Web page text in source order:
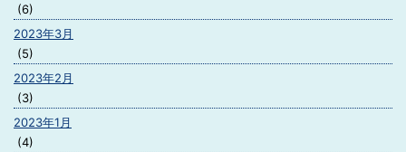
(6)
2023年3月
(5)
2023年2月
(3)
2023年1月
(4)